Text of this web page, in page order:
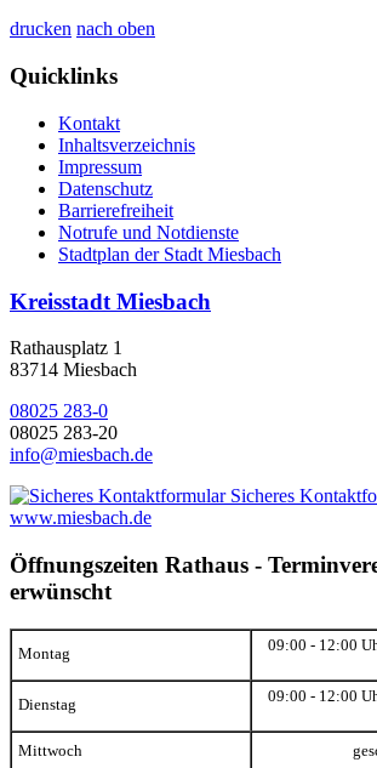
drucken nach oben
Quicklinks
Kontakt
Inhaltsverzeichnis
Impressum
Datenschutz
Barrierefreiheit
Notrufe und Notdienste
Stadtplan der Stadt Miesbach
Kreisstadt Miesbach
Rathausplatz 1
83714 Miesbach
08025 283-0
08025 283-20
info@miesbach.de
Sicheres
www.miesbach.de
Öffnungszeiten Rathaus -
erwünscht
Montag
09:00 - 12:00
Dienstag
09:00 - 12:00
Mittwoch